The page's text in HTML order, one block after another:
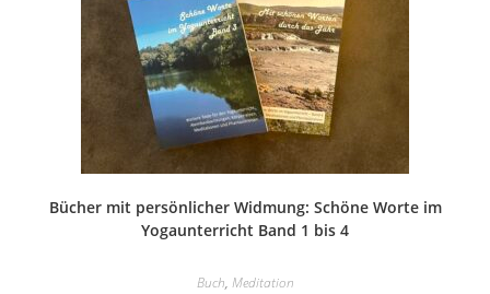
Bücher mit persönlicher Widmung: Schöne Worte im
Yogaunterricht Band 1 bis 4
Buch, Meditation